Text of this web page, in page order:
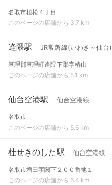
名取市植松４丁目
このページの店舗から 3.7 km
逢隈駅 JR常磐線(いわき～仙台)
亘理郡亘理町逢隈下郡字椿山
このページの店舗から 5.1 km
仙台空港駅 仙台空港線
名取市
このページの店舗から 5.6 km
杜せきのした駅 仙台空港線
名取市増田字関下２００番地１
このページの店舗から 6.4 km